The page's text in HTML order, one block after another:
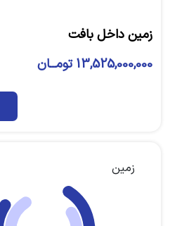
زمین داخل بافت
13,525,000,000 تومــان
زمین